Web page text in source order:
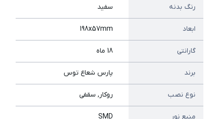
رنگ بدنه سفید
ابعاد 198x57mm
گارانتی 18 ماه
برند پارس شعاع توس
نوع نصب روکار, سقفی
منبع نور SMD